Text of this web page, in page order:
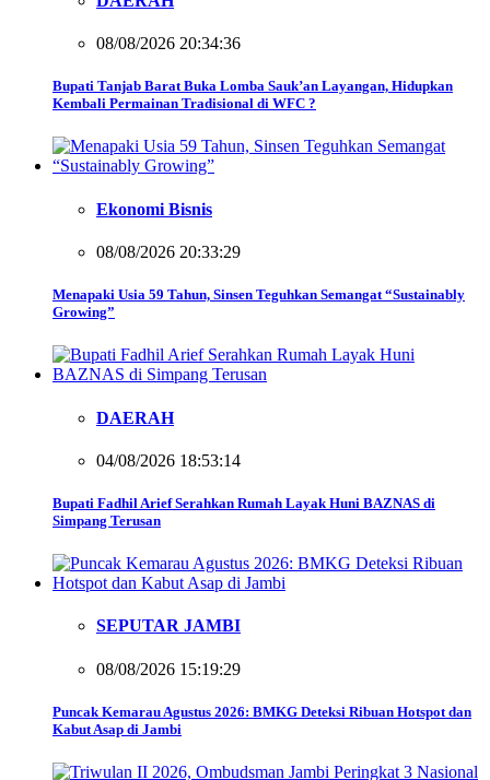
08/08/2026 20:34:36
Bupati Tanjab Barat Buka Lomba Sauk’an Layangan, Hidupkan
Kembali Permainan Tradisional di WFC ?
Ekonomi Bisnis
08/08/2026 20:33:29
Menapaki Usia 59 Tahun, Sinsen Teguhkan Semangat “Sustainably
Growing”
DAERAH
04/08/2026 18:53:14
Bupati Fadhil Arief Serahkan Rumah Layak Huni BAZNAS di
Simpang Terusan
SEPUTAR JAMBI
08/08/2026 15:19:29
Puncak Kemarau Agustus 2026: BMKG Deteksi Ribuan Hotspot dan
Kabut Asap di Jambi